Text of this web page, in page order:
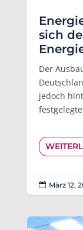
sich
Der
jedoch
 März 12,